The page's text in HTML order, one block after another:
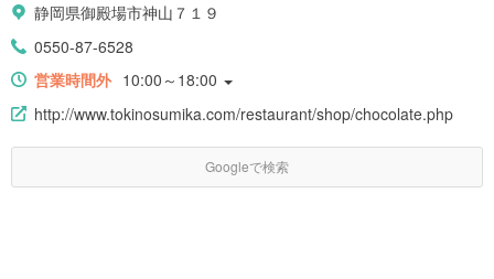
静岡県御殿場市神山７１９
0550-87-6528
営業時間外 10:00～18:00
http://www.tokinosumika.com/restaurant/shop/chocolate.php
Googleで検索